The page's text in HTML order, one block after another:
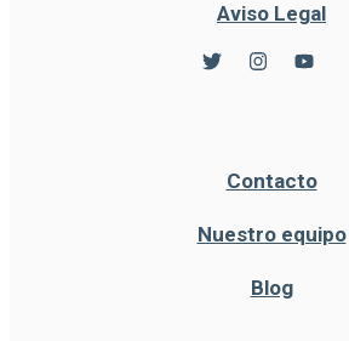
Aviso Legal
Contacto
Nuestro equipo
Blog